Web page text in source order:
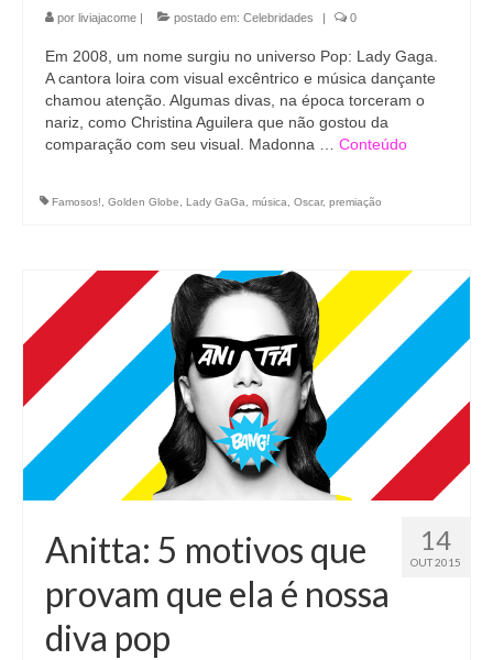
por liviajacome | postado em: Celebridades | 0
Em 2008, um nome surgiu no universo Pop: Lady Gaga.
A cantora loira com visual excêntrico e música dançante
chamou atenção. Algumas divas, na época torceram o
nariz, como Christina Aguilera que não gostou da
comparação com seu visual. Madonna … Conteúdo
Famosos! Golden Globe Lady GaGa música Oscar, premiação
14
OUT 2015
Anitta: 5 motivos que
provam que ela é nossa
diva pop